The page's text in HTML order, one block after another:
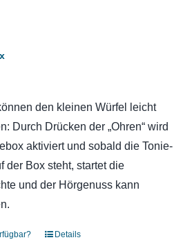
den kleinen Würfel leicht
Durch Drücken der „Ohren“ wird
aktiviert und sobald die Tonie-
der Box steht, startet die
und der Hörgenuss kann
Details